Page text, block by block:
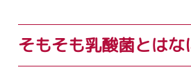
そもそも乳酸菌とはな